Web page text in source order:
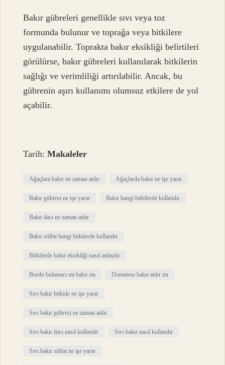
Bakır gübreleri genellikle sıvı veya toz
formunda bulunur ve toprağa veya bitkilere
uygulanabilir. Toprakta bakır eksikliği belirtileri
görülürse, bakır gübreleri kullanılarak bitkilerin
sağlığı ve verimliliği artırılabilir. Ancak, bu
gübrenin aşırı kullanımı olumsuz etkilere de yol
açabilir.
Tarih:Makaleler
Ağaçlara bakır ne zaman atılır Ağaçlarda bakır ne işe yarar
Bakır gübresi ne işe yarar Bakır hangi bitkilerde kullanılır
Bakır ilacı ne zaman atılır
Bakır sülfat hangi bitkilerde kullanılır
Bitkilerde bakır eksikliği nasıl anlaşılır
Bordo bulamacı mı bakır mı Domatese bakır atılır mı
Sıvı bakır bitkide ne işe yarar
Sıvı bakır gübresi ne zaman atılır
Sıvı bakır ilacı nasıl kullanılır Sıvı bakır nasıl kullanılır
Sıvı bakır sülfat ne işe yarar